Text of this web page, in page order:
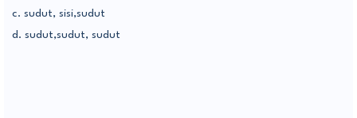
c. sudut, sisi,sudut
d. sudut,sudut, sudut